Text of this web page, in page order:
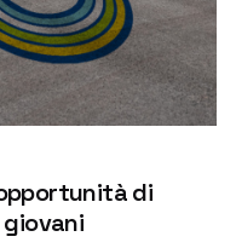
di